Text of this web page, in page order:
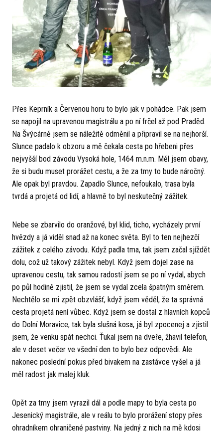
Přes Keprník a Červenou horu to bylo jak v pohádce. Pak jsem
se napojil na upravenou magistrálu a po ní frčel až pod Praděd.
Na Švýcárně jsem se náležitě odměnil a připravil se na nejhorší.
Slunce padalo k obzoru a mě čekala cesta po hřebeni přes
nejvyšší bod závodu Vysoká hole, 1464 m.n.m. Měl jsem obavy,
že si budu muset prorážet cestu, a že za tmy to bude náročný.
Ale opak byl pravdou. Zapadlo Slunce, nefoukalo, trasa byla
tvrdá a projetá od lidí, a hlavně to byl neskutečný zážitek.
Nebe se zbarvilo do oranžové, byl klid, ticho, vycházely první
hvězdy a já viděl snad až na konec světa. Byl to ten nejhezčí
zážitek z celého závodu. Když padla tma, tak jsem začal sjíždět
dolu, což už takový zážitek nebyl. Když jsem dojel zase na
upravenou cestu, tak samou radostí jsem se po ní vydal, abych
po půl hodině zjistil, že jsem se vydal zcela špatným směrem.
Nechtělo se mi zpět obzvlášť, když jsem věděl, že ta správná
cesta projetá není vůbec. Když jsem se dostal z hlavních kopců
do Dolní Moravice, tak byla slušná kosa, já byl zpocenej a zjistil
jsem, že venku spát nechci. Ťukal jsem na dveře, žhavil telefon,
ale v deset večer ve všední den to bylo bez odpovědi. Ale
nakonec poslední pokus před bivakem na zastávce vyšel a já
měl radost jak malej kluk.
Opět za tmy jsem vyrazil dál a podle mapy to byla cesta po
Jesenický magistrále, ale v reálu to bylo prorážení stopy přes
ohradníkem ohraničené pastviny. Na jedný z nich na mě kdosi